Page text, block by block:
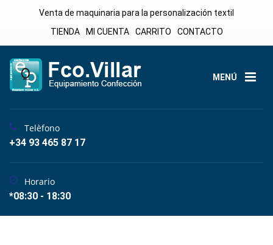
Venta de maquinaria para la personalización textil
TIENDA
MI CUENTA CARRITO CONTACTO
MENÚ
Telèfono
+34 93 465 87 17
Horario
*08:30 - 18:30